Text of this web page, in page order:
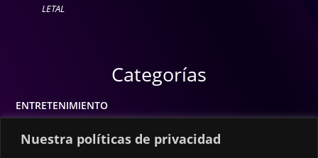
Nuestra políticas de privacidad
LETAL
Categorías
ENTRETENIMIENTO